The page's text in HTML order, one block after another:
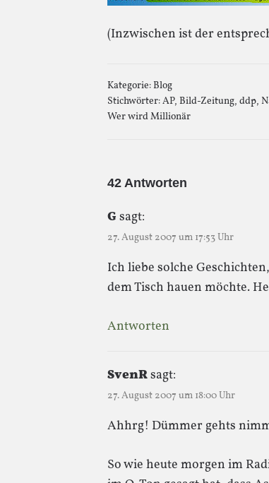
(Inzwischen ist der
Kategorie:Blog
Stichwörter:AP, Bild-Zeitung, ddp,
Wer wird Millionär
42 Antworten
G sagt:
27. August 2007 um 17:53 Uhr
Ich liebe solche
dem Tisch hauen möchte.
Antworten
SvenRsagt:
27. August 2007 um 18:00 Uhr
Ahhrg! Dümmer gehts
So wie heute morgen im